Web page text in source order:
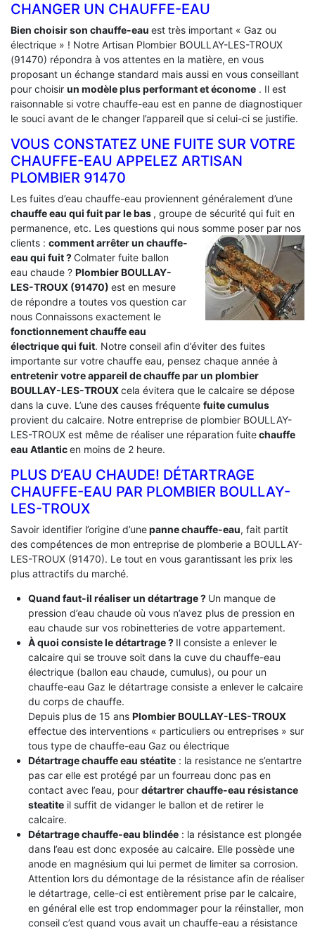
CHANGER UN CHAUFFE-EAU
Bien choisir son chauffe-eau est très important « Gaz ou
électrique » ! Notre Artisan Plombier BOULLAY-LES-TROUX
(91470) répondra à vos attentes en la matière, en vous
proposant un échange standard mais aussi en vous conseillant
pour choisir un modèle plus performant et économe . Il est
raisonnable si votre chauffe-eau est en panne de diagnostiquer
le souci avant de le changer l’appareil que si celui-ci se justifie.
VOUS CONSTATEZ UNE FUITE SUR VOTRE
CHAUFFE-EAU APPELEZ ARTISAN
PLOMBIER 91470
Les fuites d’eau chauffe-eau proviennent généralement d’une
chauffe eau qui fuit par le bas , groupe de sécurité qui fuit en
permanence, etc. Les questions qui nous somme poser par nos
clients : comment arrêter un chauffe-
eau qui fuit ?Colmater fuite ballon
eau chaude ? Plombier BOULLAY-
LES-TROUX (91470) est en mesure
de répondre a toutes vos question car
nous Connaissons exactement le
fonctionnement chauffe eau
électrique qui fuit. Notre conseil afin d’éviter des fuites
importante sur votre chauffe eau, pensez chaque année à
entretenir votre appareil de chauffe par un plombier
BOULLAY-LES-TROUXcela évitera que le calcaire se dépose
dans la cuve. L’une des causes fréquente fuite cumulus
provient du calcaire. Notre entreprise de plombier BOULLAY-
LES-TROUX est même de réaliser une réparation fuitechauffe
eau Atlanticen moins de 2 heure.
PLUS D’EAU CHAUDE! DÉTARTRAGE
CHAUFFE-EAU PAR PLOMBIER BOULLAY-
LES-TROUX
Savoir identifier l’origine d’unepanne chauffe-eau, fait partit
des compétences de mon entreprise de plomberie a BOULLAY-
LES-TROUX (91470). Le tout en vous garantissant les prix les
plus attractifs du marché.
Quand faut-il réaliser un détartrage ? Un manque de
pression d’eau chaude où vous n’avez plus de pression en
eau chaude sur vos robinetteries de votre appartement.
À quoi consiste le détartrage ? Il consiste a enlever le
calcaire qui se trouve soit dans la cuve du chauffe-eau
électrique (ballon eau chaude, cumulus), ou pour un
chauffe-eau Gaz le détartrage consiste a enlever le calcaire
du corps de chauffe.
Depuis plus de 15 ans Plombier BOULLAY-LES-TROUX
effectue des interventions « particuliers ou entreprises » sur
tous type de chauffe-eau Gaz ou électrique
Détartrage chauffe eau stéatite: la resistance ne s’entartre
pas car elle est protégé par un fourreau donc pas en
contact avec l’eau, pour détartrer chauffe-eau résistance
steatiteil suffit de vidanger le ballon et de retirer le
calcaire.
Détartrage chauffe-eau blindée: la résistance est plongée
dans l’eau est donc exposée au calcaire. Elle possède une
anode en magnésium qui lui permet de limiter sa corrosion.
Attention lors du démontage de la résistance afin de réaliser
le détartrage, celle-ci est entièrement prise par le calcaire,
en général elle est trop endommager pour la réinstaller, mon
conseil c’est quand vous avait un chauffe-eau a résistance